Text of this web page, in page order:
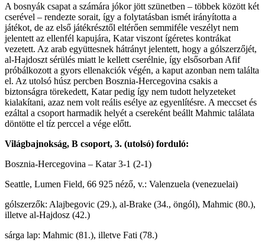
A bosnyák csapat a számára jókor jött szünetben – többek között két
cserével – rendezte sorait, így a folytatásban ismét irányította a
játékot, de az első játékrésztől eltérően semmiféle veszélyt nem
jelentett az ellenfél kapujára, Katar viszont ígéretes kontrákat
vezetett. Az arab együttesnek hátrányt jelentett, hogy a gólszerzőjét,
al-Hajdoszt sérülés miatt le kellett cserélnie, így elsősorban Afif
próbálkozott a gyors ellenakciók végén, a kaput azonban nem találta
el. Az utolsó húsz percben Bosznia-Hercegovina csakis a
biztonságra törekedett, Katar pedig így nem tudott helyzeteket
kialakítani, azaz nem volt reális esélye az egyenlítésre. A meccset és
ezáltal a csoport harmadik helyét a csereként beállt Mahmic találata
döntötte el tíz perccel a vége előtt.
Világbajnokság, B csoport, 3. (utolsó) forduló:
Bosznia-Hercegovina – Katar 3-1 (2-1)
Seattle, Lumen Field, 66 925 néző, v.: Valenzuela (venezuelai)
gólszerzők: Alajbegovic (29.), al-Brake (34., öngól), Mahmic (80.),
illetve al-Hajdosz (42.)
sárga lap: Mahmic (81.), illetve Fati (78.)